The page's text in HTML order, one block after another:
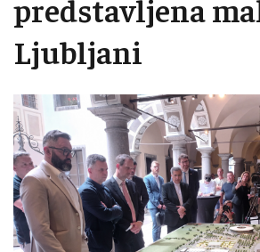
predstavljena
Ljubljani